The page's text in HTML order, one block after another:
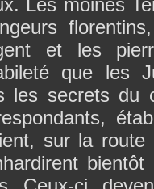
Les moines
et les
que les
les secrets du
sur la